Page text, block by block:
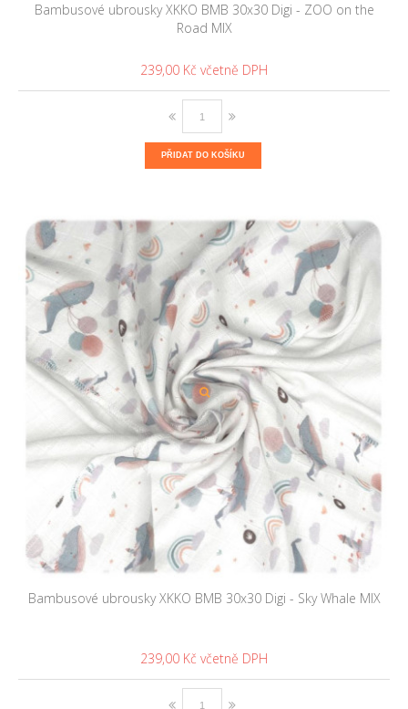
Bambusové ubrousky XKKO BMB 30x30 Digi - ZOO on the
Road MIX
239,00 Kč
PŘIDAT DO KOŠÍKU
Bambusové ubrousky XKKO BMB 30x30 Digi - Sky Whale MIX
239,00 Kč